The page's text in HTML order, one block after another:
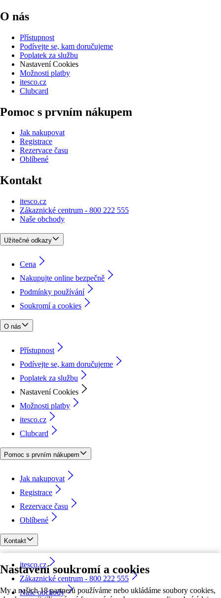
Nastavení soukromí a cookies
My a našich 18 partnerů používáme nebo ukládáme soubory cookies,
O nás
Přístupnost
Podívejte se, kam doručujeme
Poplatek za službu
Nastavení Cookies
Možnosti platby
itesco.cz
Clubcard
Pomoc s prvním nákupem
Jak nakupovat
Registrace
Rezervace času
Oblíbené
Kontakt
itesco.cz
Zákaznické centrum - 800 222 555
Naše obchody
Užitečné odkazy
Cena
Nakupujte online bezpečně
Podmínky používání
Soukromí a cookies
O nás
Přístupnost
Podívejte se, kam doručujeme
Poplatek za službu
Nastavení Cookies
Možnosti platby
itesco.cz
Clubcard
Pomoc s prvním nákupem
Jak nakupovat
Registrace
Rezervace času
Oblíbené
Kontakt
itesco.cz
Zákaznické centrum - 800 222 555
Naše obchody